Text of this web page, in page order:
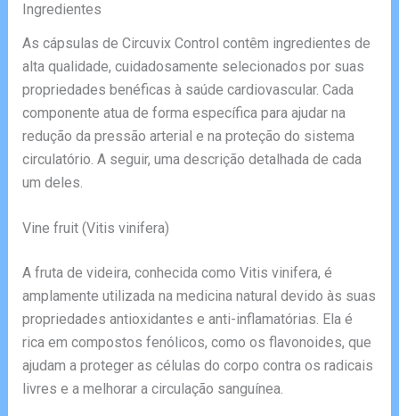
Ingredientes
As cápsulas de Circuvix Control contêm ingredientes de
alta qualidade, cuidadosamente selecionados por suas
propriedades benéficas à saúde cardiovascular. Cada
componente atua de forma específica para ajudar na
redução da pressão arterial e na proteção do sistema
circulatório. A seguir, uma descrição detalhada de cada
um deles.
Vine fruit (Vitis vinifera)
A fruta de videira, conhecida como Vitis vinifera, é
amplamente utilizada na medicina natural devido às suas
propriedades antioxidantes e anti-inflamatórias. Ela é
rica em compostos fenólicos, como os flavonoides, que
ajudam a proteger as células do corpo contra os radicais
livres e a melhorar a circulação sanguínea.